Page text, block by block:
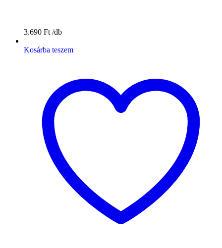
3.690 Ft
Kosárba teszem